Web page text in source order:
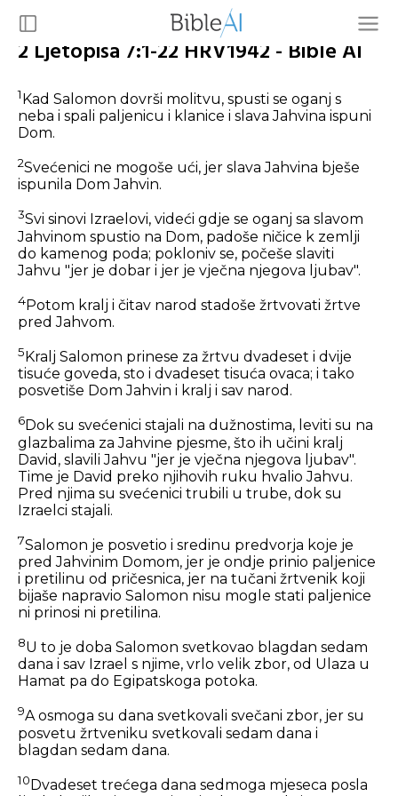
2 Ljetopisa 7:1-22 HRV1942 - Bible AI
1Kad Salomon dovrši molitvu, spusti se oganj s
neba i spali paljenicu i klanice i slava Jahvina ispuni
Dom.
2Svećenici ne mogoše ući, jer slava Jahvina bješe
ispunila Dom Jahvin.
3Svi sinovi Izraelovi, videći gdje se oganj sa slavom
Jahvinom spustio na Dom, padoše ničice k zemlji
do kamenog poda; pokloniv se, počeše slaviti
Jahvu "jer je dobar i jer je vječna njegova ljubav".
4Potom kralj i čitav narod stadoše žrtvovati žrtve
pred Jahvom.
5 Kralj Salomon prinese za žrtvu dvadeset i dvije
tisuće goveda, sto i dvadeset tisuća ovaca; i tako
posvetiše Dom Jahvin i kralj i sav narod.
6Dok su svećenici stajali na dužnostima, leviti su na
glazbalima za Jahvine pjesme, što ih učini kralj
David, slavili Jahvu "jer je vječna njegova ljubav".
Time je David preko njihovih ruku hvalio Jahvu.
Pred njima su svećenici trubili u trube, dok su
Izraelci stajali.
7Salomon je posvetio i sredinu predvorja koje je
pred Jahvinim Domom, jer je ondje prinio paljenice
i pretilinu od pričesnica, jer na tučani žrtvenik koji
bijaše napravio Salomon nisu mogle stati paljenice
ni prinosi ni pretilina.
8U to je doba Salomon svetkovao blagdan sedam
dana i sav Izrael s njime, vrlo velik zbor, od Ulaza u
Hamat pa do Egipatskoga potoka.
9A osmoga su dana svetkovali svečani zbor, jer su
posvetu žrtveniku svetkovali sedam dana i
blagdan sedam dana.
10Dvadeset trećega dana sedmoga mjeseca posla